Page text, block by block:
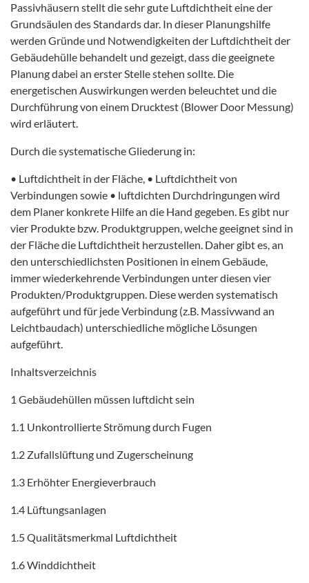
Passivhäusern stellt die sehr gute Luftdichtheit eine der
Grundsäulen des Standards dar. In dieser Planungshilfe
werden Gründe und Notwendigkeiten der Luftdichtheit der
Gebäudehülle behandelt und gezeigt, dass die geeignete
Planung dabei an erster Stelle stehen sollte. Die
energetischen Auswirkungen werden beleuchtet und die
Durchführung von einem Drucktest (Blower Door Messung)
wird erläutert.
Durch die systematische Gliederung in:
• Luftdichtheit in der Fläche, • Luftdichtheit von
Verbindungen sowie • luftdichten Durchdringungen wird
dem Planer konkrete Hilfe an die Hand gegeben. Es gibt nur
vier Produkte bzw. Produktgruppen, welche geeignet sind in
der Fläche die Luftdichtheit herzustellen. Daher gibt es, an
den unterschiedlichsten Positionen in einem Gebäude,
immer wiederkehrende Verbindungen unter diesen vier
Produkten/Produktgruppen. Diese werden systematisch
aufgeführt und für jede Verbindung (z.B. Massivwand an
Leichtbaudach) unterschiedliche mögliche Lösungen
aufgeführt.
Inhaltsverzeichnis
1 Gebäudehüllen müssen luftdicht sein
1.1 Unkontrollierte Strömung durch Fugen
1.2 Zufallslüftung und Zugerscheinung
1.3 Erhöhter Energieverbrauch
1.4 Lüftungsanlagen
1.5 Qualitätsmerkmal Luftdichtheit
1.6 Winddichtheit